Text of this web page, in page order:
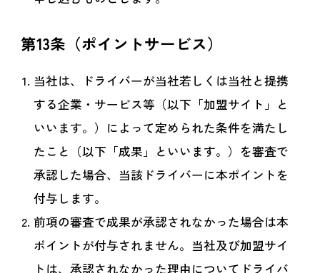
第13条（ポイントサービス）
当社は、ドライバーが当社若しくは当社と提携
する企業・サービス等（以下「加盟サイト」と
いいます。）によって定められた条件を満たし
たこと（以下「成果」といいます。）を審査で
承認した場合、当該ドライバーに本ポイントを
付与します。
前項の審査で成果が承認されなかった場合は本
ポイントが付与されません。当社及び加盟サイ
トは、承認されなかった理由についてドライバ